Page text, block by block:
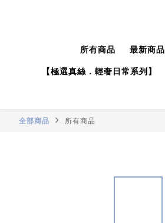
所有商品 最新商品
【極選真絲．輕奢日常系列】
全部商品 所有商品